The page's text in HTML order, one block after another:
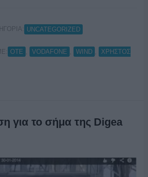
UNCATEGORIZED
OTE VODAFONE WIND
ΧΡΗΣΤΟΣ
για το σήμα της Digea